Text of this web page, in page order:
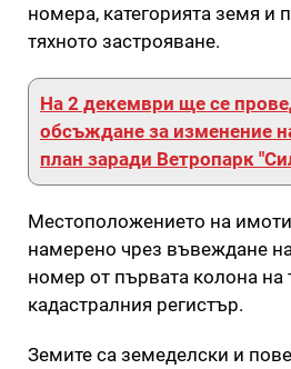
номера, категорията земя и
тяхното застрояване.
На 2 декември ще се
обсъждане за изменение
план заради Ветропарк
Местоположението на
намерено чрез въвеждане
номер от първата колона на
кадастралния регистър.
Земите са земеделски и